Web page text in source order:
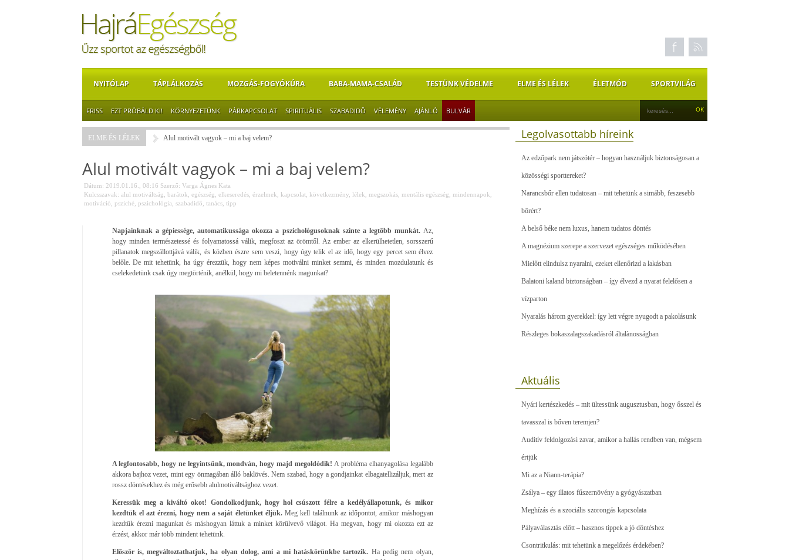
NYITÓLAP TÁPLÁLKOZÁS MOZGÁS-FOGYÓKÚRA BABA-MAMA-CSALÁD TESTÜNK VÉDELME ELME ÉS LÉLEK ÉLETMÓD SPORTVILÁG
FRISS EZT PRÓBÁLD KI! KÖRNYEZETÜNK PÁRKAPCSOLAT SPIRITUÁLIS SZABADIDŐ VÉLEMÉNY AJÁNLÓ BULVÁR
ELME ÉS LÉLEK Alul motivált vagyok – mi a baj velem?
Alul motivált vagyok – mi a baj velem?
Dátum: 2019.01.16., 08:16 Szerző: Varga Ágnes Kata
Kulcsszavak: alul motiváltság barátok egészség elkeseredés, érzelmek kapcsolat, következmény, lélek megszokás, mentális egészség mindennapok
motiváció psziché, pszichológia szabadidő tanács, tipp
Napjainknak a gépiessége, automatikussága okozza a pszichológusoknak szinte a legtöbb munkát. Az,
hogy minden természetessé és folyamatossá válik, megfoszt az örömtől. Az ember az elkerülhetetlen, sorsszerű
pillanatok megszállottjává válik, és közben észre sem veszi, hogy úgy telik el az idő, hogy egy percet sem élvez
belőle. De mit tehetünk, ha úgy érezzük, hogy nem képes motiválni minket semmi, és minden mozdulatunk és
cselekedetünk csak úgy megtörténik, anélkül, hogy mi beletennénk magunkat?
A legfontosabb, hogy ne legyintsünk, mondván, hogy majd megoldódik! A probléma elhanyagolása legalább
akkora bajhoz vezet, mint egy önmagában álló baklövés. Nem szabad, hogy a gondjainkat elbagatellizáljuk, mert az
rossz döntésekhez és még erősebb alulmotiváltsághoz vezet.
Keressük meg a kiváltó okot! Gondolkodjunk, hogy hol csúszott félre a kedélyállapotunk, és mikor
kezdtük el azt érezni, hogy nem a saját életünket éljük. Meg kell találnunk az időpontot, amikor máshogyan
kezdtük érezni magunkat és máshogyan láttuk a minket körülvevő világot. Ha megvan, hogy mi okozza ezt az
érzést, akkor már több mindent tehetünk.
Először is, megváltoztathatjuk, ha olyan dolog, ami a mi hatáskörünkbe tartozik. Ha pedig nem olyan,
Legolvasottabb híreink
Az edzőpark nem játszótér – hogyan használjuk biztonságosan a
közösségi sporttereket?
Narancsbőr ellen tudatosan – mit tehetünk a simább, feszesebb
bőrért?
A belső béke nem luxus, hanem tudatos döntés
A magnézium szerepe a szervezet egészséges működésében
Mielőtt elindulsz nyaralni, ezeket ellenőrizd a lakásban
Balatoni kaland biztonságban – így élvezd a nyarat felelősen a
vízparton
Nyaralás három gyerekkel: így lett végre nyugodt a pakolásunk
Részleges bokaszalagszakadásról általànosságban
Aktuális
Nyári kertészkedés – mit ültessünk augusztusban, hogy ősszel és
tavasszal is bőven teremjen?
Auditív feldolgozási zavar, amikor a hallás rendben van, mégsem
értjük
Mi az a Niann-terápia?
Zsálya – egy illatos fűszernövény a gyógyászatban
Meghízás és a szociális szorongás kapcsolata
Pályaválasztás előtt – hasznos tippek a jó döntéshez
Csontritkulás: mit tehetünk a megelőzés érdekében?